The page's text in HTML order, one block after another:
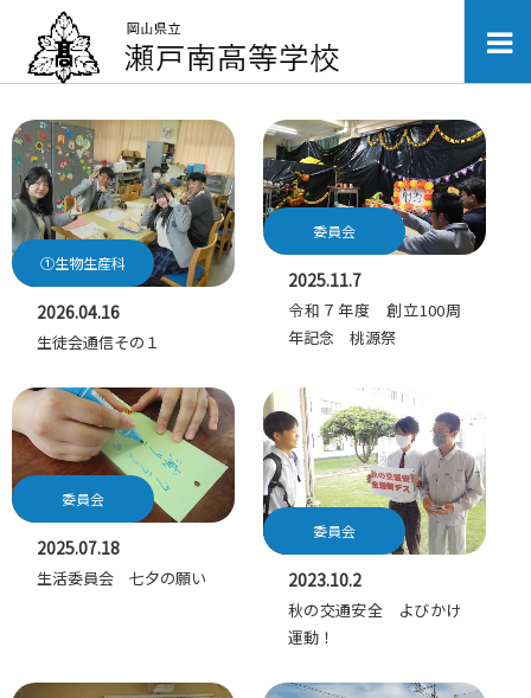
①生物生産科
2026.04.16
生徒会通信その１
委員会
2025.11.7
令和７年度 創立100周
年記念 桃源祭
委員会
2025.07.18
生活委員会 七夕の願い
委員会
2023.10.2
秋の交通安全 よびかけ
運動！